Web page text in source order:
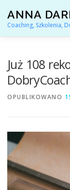
treści
ANNA
Coaching, Szkolenia,
KONTAKT
Już 108
OPUBLIKOWANO